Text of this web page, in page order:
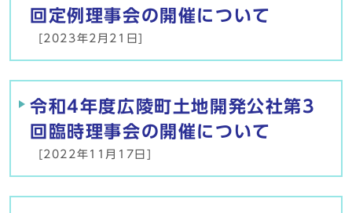
回定例理事会の開催について
[2023年2月21日]
令和4年度広陵町土地開発公社第3
回臨時理事会の開催について
[2022年11月17日]